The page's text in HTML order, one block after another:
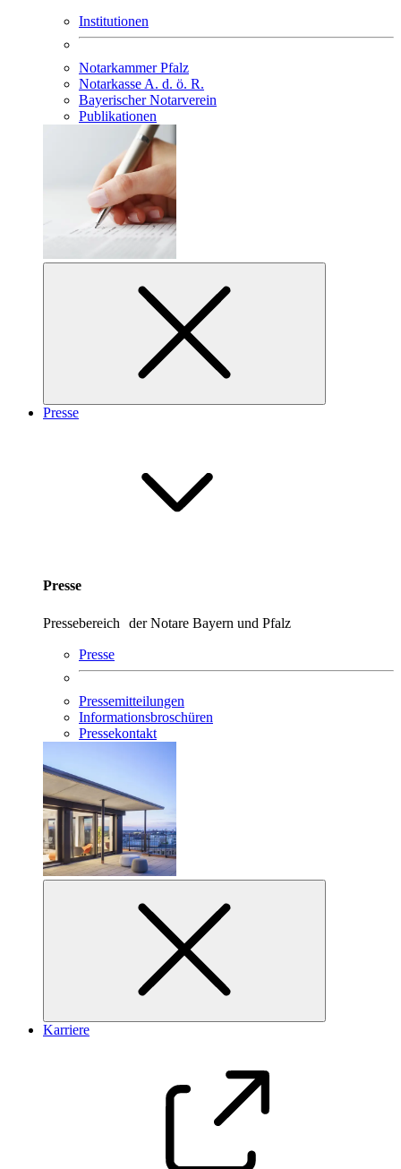
Institutionen
Notarkammer Pfalz
Notarkasse A. d. ö. R.
Bayerischer Notarverein
Publikationen
Presse
Presse
Pressebereich der Notare Bayern und Pfalz
Presse
Pressemitteilungen
Informationsbroschüren
Pressekontakt
Karriere